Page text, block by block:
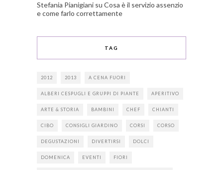
Stefania Pianigiani su Cosa è il servizio assenzio
e come farlo correttamente
TAG
2012 2013 A CENA FUORI
ALBERI CESPUGLI E GRUPPI DI PIANTE APERITIVO
ARTE & STORIA BAMBINI CHEF CHIANTI
CIBO CONSIGLI GIARDINO CORSI CORSO
DEGUSTAZIONI DIVERTIRSI DOLCI
DOMENICA EVENTI FIORI